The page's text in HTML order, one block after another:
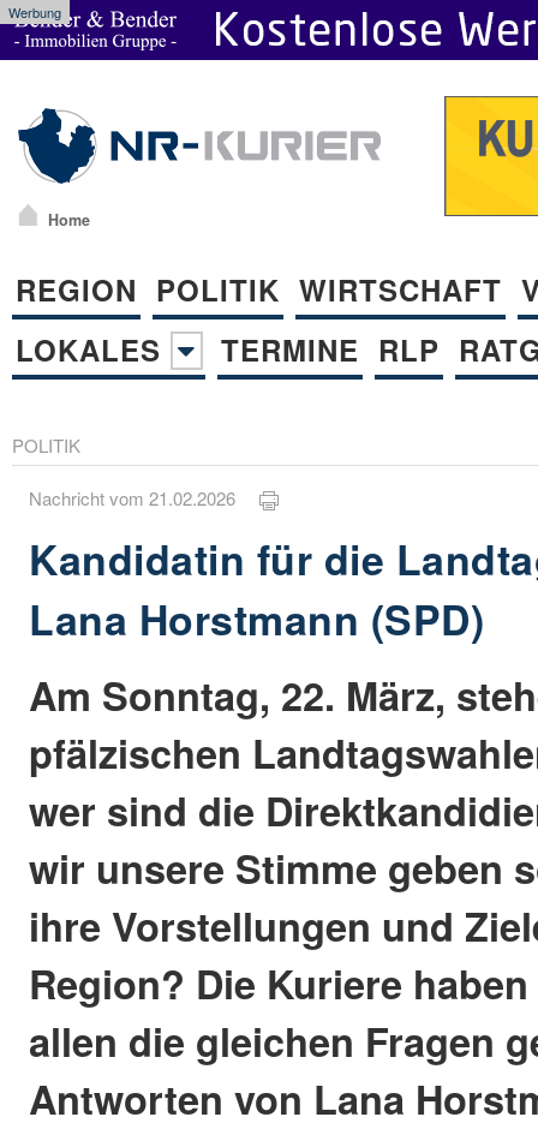
Werbung
Home
REGION POLITIK WIRTSCHAFT
LOKALES
TERMINE RLP
POLITIK
Nachricht vom 21.02.2026
Kandidatin für die
Lana Horstmann (SPD)
Am Sonntag, 22. März,
pfälzischen
wer sind die
wir unsere Stimme geben
ihre Vorstellungen und
Region? Die Kuriere
allen die gleichen Fragen
Antworten von Lana